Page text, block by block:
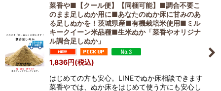
菜香や■【クール便】【同梱可能】■調合不要こ
のまま足しぬか用に■あなたのぬか床に甘みのあ
る足しぬかを！茨城県産■有機栽培米使用■ミル
キークイーン米品種■生米ぬか「菜香やオリジナ
ル調合足しぬか」
1,836円(税込)
はじめての方も安心。LINEでぬか床相談できます
菜香やでは、ぬか床をはじめて使う方にも安心し